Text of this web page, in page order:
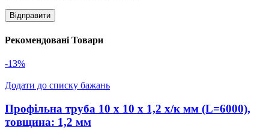
Рекомендовані Товари
-13%
Додати до списку бажань
Профільна труба 10 x 10 x 1,2 х/к мм (L=6000),
товщина: 1,2 мм